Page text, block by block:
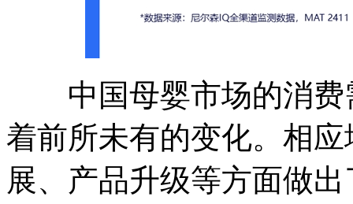
中国母婴市场的消费
着前所未有的变化。相
展、产品升级等方面做